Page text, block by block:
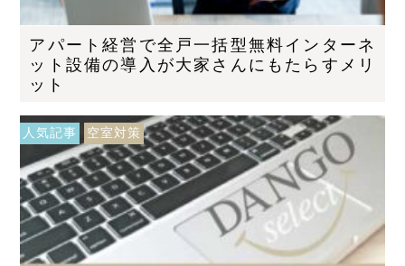
アパート経営で全戸一括型無料インターネ
ット設備の導入が大家さんにもたらすメリ
ット
人気記事 空室対策